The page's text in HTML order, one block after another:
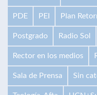
PDE PEI Plan
Postgrado Radio Sol
Rector en los medios
Sala de Prensa Sin